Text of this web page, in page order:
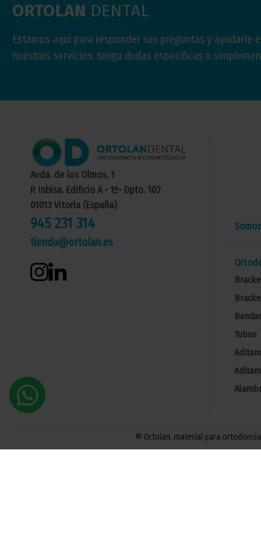
ORTOLAN DENTAL
Estamos aquí para responder sus preguntas y ayudarle
nuestros servicios, tenga dudas específicas o
Avda. de los Olmos, 1
P. Inbisa. Edificio A • 1º- Dpto. 107
01013 Vitoria (España)
945 231 314
tienda@ortolan.es
Tubos
© Ortolan, material para